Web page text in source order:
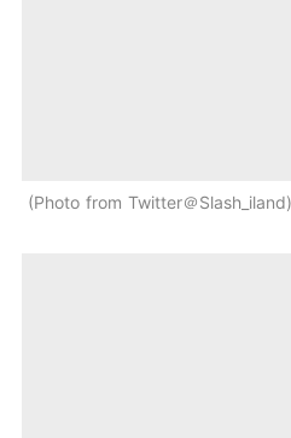
Photo from Twitter＠Slash_iland